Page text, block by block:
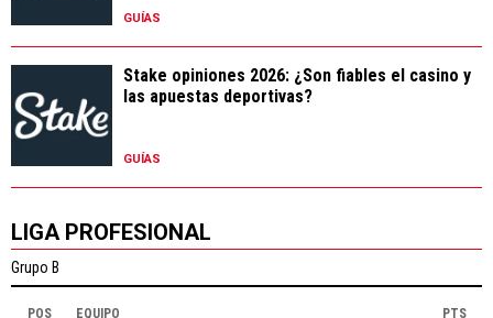
GUÍAS
Stake opiniones 2026: ¿Son fiables el casino y
las apuestas deportivas?
GUÍAS
LIGA PROFESIONAL